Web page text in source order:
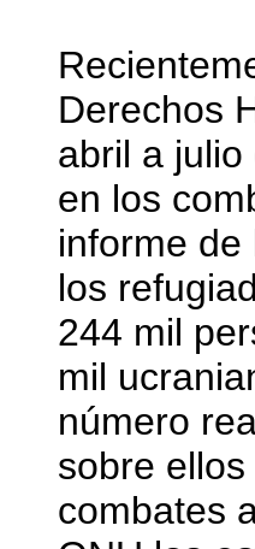
Derechos
abril a
en los
informe de
los
244 mil
mil
número
sobre
combates